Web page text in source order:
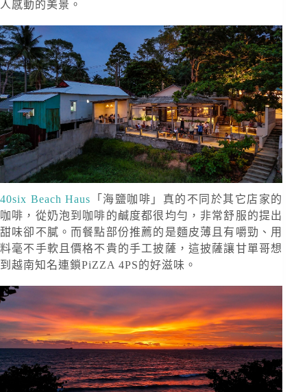
人感動的美景。
40six Beach Haus 「海鹽咖啡」真的不同於其它店家的
咖啡，從奶泡到咖啡的鹹度都很均勻，非常舒服的提出
甜味卻不膩。而餐點部份推薦的是麵皮薄且有嚼勁、用
料毫不手軟且價格不貴的手工披薩，這披薩讓甘單哥想
到越南知名連鎖PiZZA 4PS的好滋味。